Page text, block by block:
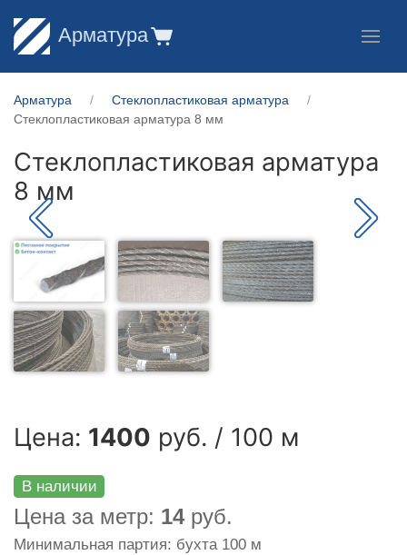
Арматура
Арматура
Стеклопластиковая арматура
Стеклопластиковая арматура 8 мм
Стеклопластиковая арматура
8 мм
Цена: 1400 руб. / 100 м
В наличии
Цена за метр: 14руб.
Минимальная партия: бухта 100 м